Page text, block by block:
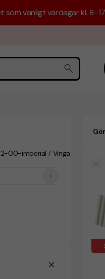
vanligt vardagar kl.
00-imperial / Vinga